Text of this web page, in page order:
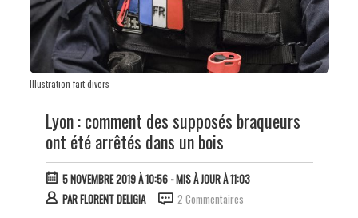
Illustration fait-divers
Lyon : comment des supposés braqueurs
ont été arrêtés dans un bois
5 NOVEMBRE 2019 À 10:56- MIS À JOUR À 11:03
PARFLORENT DELIGIA 2 Commentaires